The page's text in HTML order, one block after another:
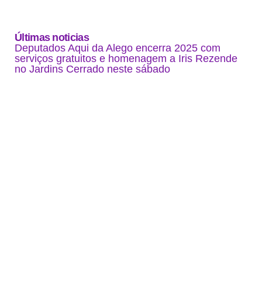
Últimas noticias
Deputados Aqui da Alego encerra 2025 com
serviços gratuitos e homenagem a Iris Rezende
no Jardins Cerrado neste sábado